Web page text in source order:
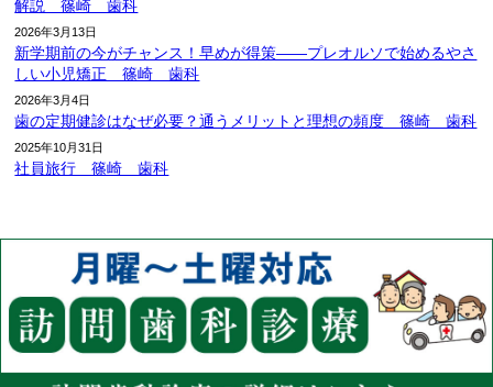
解説 篠崎 歯科
2026年3月13日
新学期前の今がチャンス！早めが得策――プレオルソで始めるやさ
しい小児矯正 篠崎 歯科
2026年3月4日
歯の定期健診はなぜ必要？通うメリットと理想の頻度 篠崎 歯科
2025年10月31日
社員旅行 篠崎 歯科